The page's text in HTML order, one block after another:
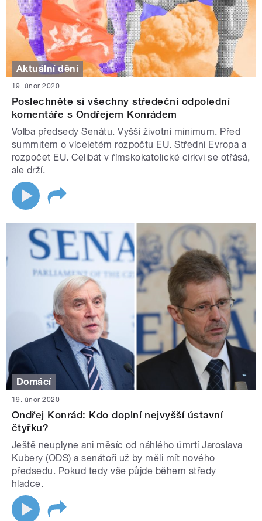
Aktuální dění
19. únor 2020
Poslechněte si všechny středeční odpolední
komentáře s Ondřejem Konrádem
Volba předsedy Senátu. Vyšší životní minimum. Před
summitem o víceletém rozpočtu EU. Střední Evropa a
rozpočet EU. Celibát v římskokatolické církvi se otřásá,
ale drží.
Domácí
19. únor 2020
Ondřej Konrád: Kdo doplní nejvyšší ústavní
čtyřku?
Ještě neuplyne ani měsíc od náhlého úmrtí Jaroslava
Kubery (ODS) a senátoři už by měli mít nového
předsedu. Pokud tedy vše půjde během středy
hladce.